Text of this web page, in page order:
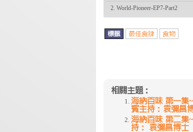
2. World-Pioneer-EP7-Part2
標籤 最佳食肆 食物
相關主題：
海納百味 第一集
賓主持：袁彌昌
海納百味 第二集
持： 袁彌昌博士